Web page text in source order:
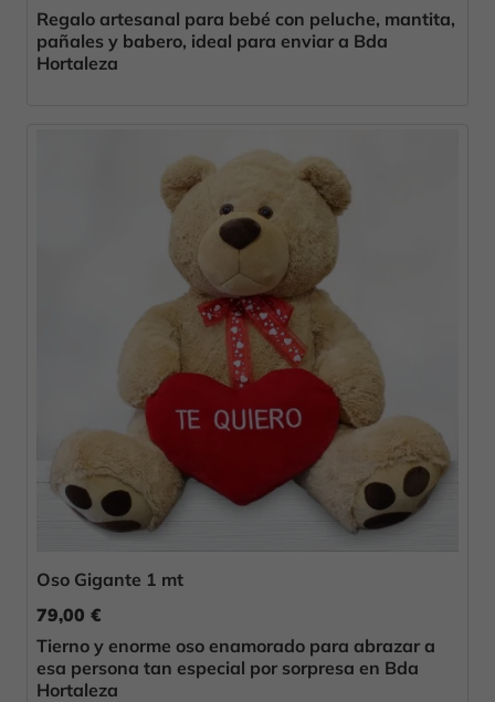
Regalo artesanal para bebé con peluche, mantita,
pañales y babero, ideal para enviar a Bda
Hortaleza
Oso Gigante 1 mt
79,00 €
Tierno y enorme oso enamorado para abrazar a
esa persona tan especial por sorpresa en Bda
Hortaleza